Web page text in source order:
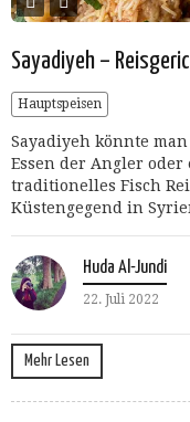
Sayadiyeh –
Hauptspeisen
Sayadiyeh könnte
Essen der Angler oder
traditionelles Fisch
Küstengegend in
Huda Al-Jundi
22. Juli 2022
Mehr Lesen